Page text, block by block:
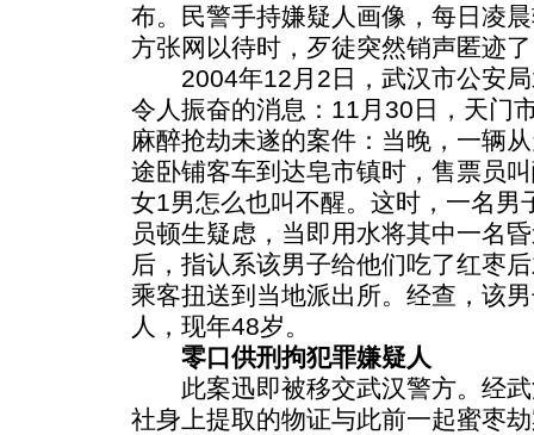
布。民警手持嫌疑人画像，每日凌
方张网以待时，歹徒突然销声匿迹
2004年12月2日，武汉市公安局
令人振奋的消息：11月30日，天门
麻醉抢劫未遂的案件：当晚，一辆
途卧铺客车到达皂市镇时，售票员
女1男怎么也叫不醒。这时，一名男
员顿生疑虑，当即用水将其中一名
后，指认系该男子给他们吃了红枣
乘客扭送到当地派出所。经查，该
人，现年48岁。
零口供刑拘犯罪嫌疑人
此案迅即被移交武汉警方。经武
社身上提取的物证与此前一起蜜枣